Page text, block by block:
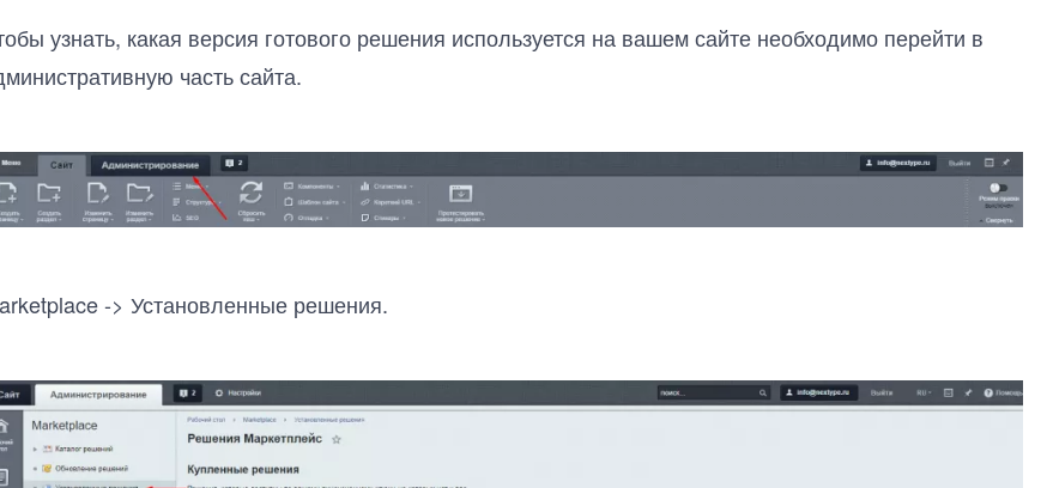
узнать, какая версия готового решения используется на вашем сайте необходимо перейти в
часть сайта.
-> Установленные решения.